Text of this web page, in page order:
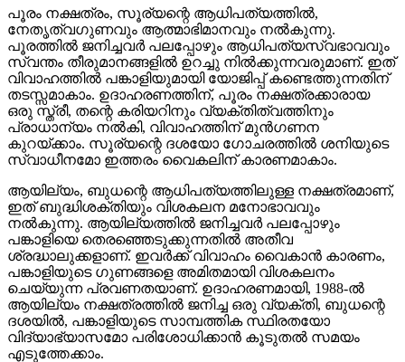
പൂരം നക്ഷത്രം, സൂര്യന്റെ ആധിപത്യത്തിൽ,
നേതൃത്വഗുണവും ആത്മാഭിമാനവും നൽകുന്നു.
പൂരത്തിൽ ജനിച്ചവർ പലപ്പോഴും ആധിപത്യസ്വഭാവവും
സ്വന്തം തീരുമാനങ്ങളിൽ ഉറച്ചു നിൽക്കുന്നവരുമാണ്. ഇത്
വിവാഹത്തിൽ പങ്കാളിയുമായി യോജിപ്പ് കണ്ടെത്തുന്നതിന്
തടസ്സമാകാം. ഉദാഹരണത്തിന്, പൂരം നക്ഷത്രക്കാരായ
ഒരു സ്ത്രീ, തന്റെ കരിയറിനും വ്യക്തിത്വത്തിനും
പ്രാധാന്യം നൽകി, വിവാഹത്തിന് മുൻഗണന
കുറയ്ക്കാം. സൂര്യന്റെ ദശയോ ഗോചരത്തിൽ ശനിയുടെ
സ്വാധീനമോ ഇത്തരം വൈകലിന് കാരണമാകാം.
ആയില്യം, ബുധന്റെ ആധിപത്യത്തിലുള്ള നക്ഷത്രമാണ്,
ഇത് ബുദ്ധിശക്തിയും വിശകലന മനോഭാവവും
നൽകുന്നു. ആയില്യത്തിൽ ജനിച്ചവർ പലപ്പോഴും
പങ്കാളിയെ തെരഞ്ഞെടുക്കുന്നതിൽ അതീവ
ശ്രദ്ധാലുക്കളാണ്. ഇവർക്ക് വിവാഹം വൈകാൻ കാരണം,
പങ്കാളിയുടെ ഗുണങ്ങളെ അമിതമായി വിശകലനം
ചെയ്യുന്ന പ്രവണതയാണ്. ഉദാഹരണമായി, 1988-ൽ
ആയില്യം നക്ഷത്രത്തിൽ ജനിച്ച ഒരു വ്യക്തി, ബുധന്റെ
ദശയിൽ, പങ്കാളിയുടെ സാമ്പത്തിക സ്ഥിരതയോ
വിദ്യാഭ്യാസമോ പരിശോധിക്കാൻ കൂടുതൽ സമയം
എടുത്തേക്കാം.